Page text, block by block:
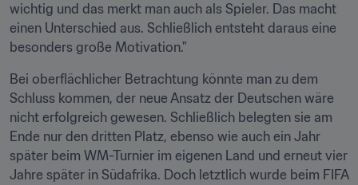
wichtig und das merkt man auch als Spieler. Das macht
einen Unterschied aus. Schließlich entsteht daraus eine
besonders große Motivation."
Bei oberflächlicher Betrachtung könnte man zu dem
Schluss kommen, der neue Ansatz der Deutschen wäre
nicht erfolgreich gewesen. Schließlich belegten sie am
Ende nur den dritten Platz, ebenso wie auch ein Jahr
später beim WM-Turnier im eigenen Land und erneut vier
Jahre später in Südafrika. Doch letztlich wurde beim FIFA